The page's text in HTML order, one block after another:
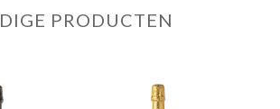
PRODUCTEN